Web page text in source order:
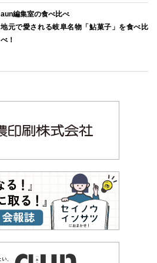
aun編集室の食べ比べ
地元で愛される岐阜名物「鮎菓子」を食べ比
べ！